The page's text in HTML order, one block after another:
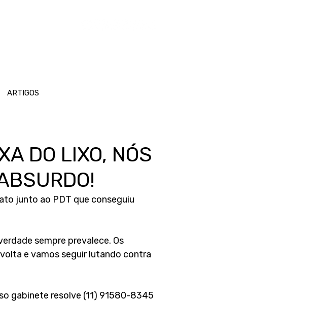
ARTIGOS
DO LIXO, NÓS
junto ao PDT que conseguiu
sempre prevalece. Os
e vamos seguir lutando contra
gabinete resolve (11) 91580-8345